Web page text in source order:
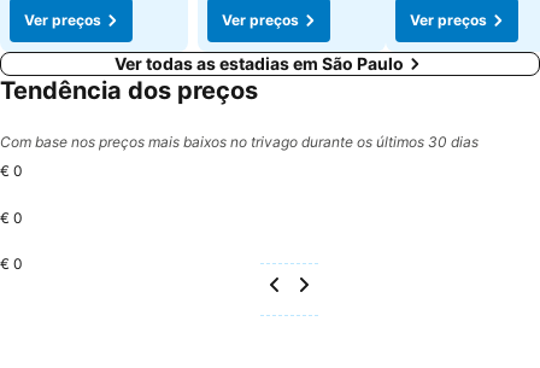
Ver preços
Ver preços
Ver preços
Ver todas as estadias em São Paulo
Tendência dos preços
Com base nos preços mais baixos no trivago durante os últimos 30 dias
€ 0
€ 0
€ 0